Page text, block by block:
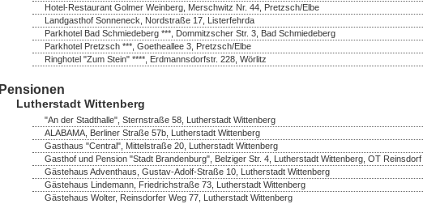
Hotel-Restaurant Golmer Weinberg, Merschwitz Nr. 44, Pretzsch/Elbe
Landgasthof Sonneneck, Nordstraße 17, Listerfehrda
Parkhotel Bad Schmiedeberg ***, Dommitzscher Str. 3, Bad Schmiedeberg
Parkhotel Pretzsch ***, Goetheallee 3, Pretzsch/Elbe
Ringhotel "Zum Stein" ****, Erdmannsdorfstr. 228, Wörlitz
Pensionen
Lutherstadt Wittenberg
"An der Stadthalle", Sternstraße 58, Lutherstadt Wittenberg
ALABAMA, Berliner Straße 57b, Lutherstadt Wittenberg
Gasthaus "Central", Mittelstraße 20, Lutherstadt Wittenberg
Gasthof und Pension "Stadt Brandenburg", Belziger Str. 4, Lutherstadt Wittenberg, OT Reinsdorf
Gästehaus Adventhaus, Gustav-Adolf-Straße 10, Lutherstadt Wittenberg
Gästehaus Lindemann, Friedrichstraße 73, Lutherstadt Wittenberg
Gästehaus Wolter, Reinsdorfer Weg 77, Lutherstadt Wittenberg